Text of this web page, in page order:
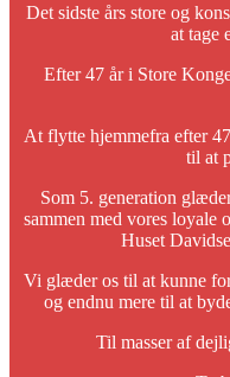
Det sidste års store og
at tage
Efter 47 år i Store
At flytte hjemmefra efter
til at
Som 5. generation
sammen med vores loyale
Huset
Vi glæder os til at kunne
og endnu mere til at
Til masser af